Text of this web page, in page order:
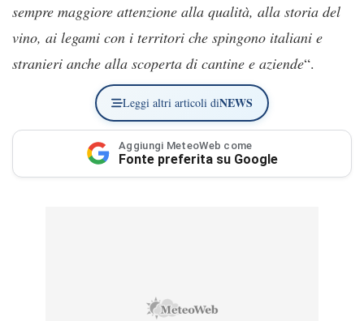
sempre maggiore attenzione alla qualità, alla storia del
vino, ai legami con i territori che spingono italiani e
stranieri anche alla scoperta di cantine e aziende“.
Leggi altri articoli diNEWS
Aggiungi MeteoWeb come
Fonte preferita su Google